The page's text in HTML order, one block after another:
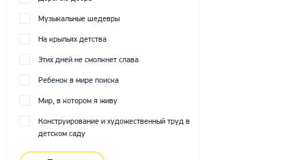
Музыкальные шедевры
На крыльях детства
Этих дней не смолкнет слава
Ребенок в мире поиска
Мир, в котором я живу
Конструирование и художественный труд в
детском саду